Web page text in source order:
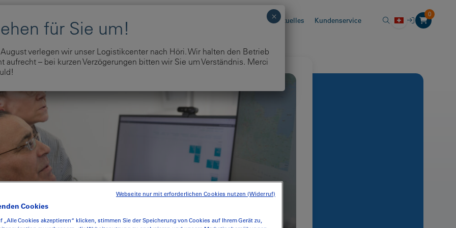
Home Unser Angebot Aktuelles Kundenservice
0
verlegen wir unser Logistikcenter nach Höri. Wir halten den Betrieb
aufrecht – bei kurzen Verzögerungen bitten wir Sie um Verständnis. Merci
Cookies
„Alle Cookies akzeptieren“ klicken, stimmen Sie der Speicherung von Cookies auf Ihrem Gerät zu,
Webseite nur mit erforderlichen Cookies nutzen (Widerruf)